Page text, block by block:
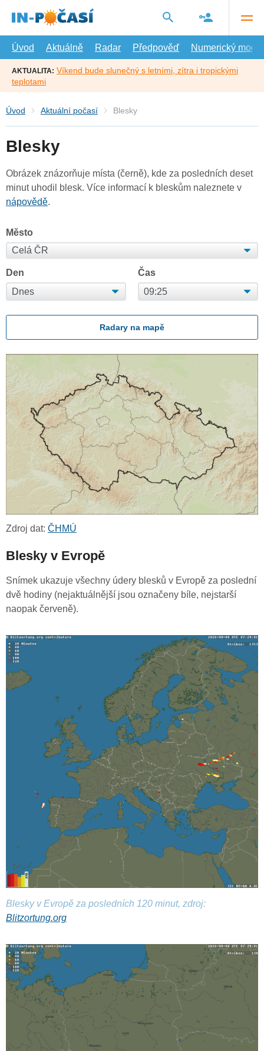
hlavní
Úvod
Aktuálně Radar Předpověď Numerický model
AKTUALITA: Víkend bude slunečný s letními, zítra i tropickými
teplotami
Úvod Aktuální počasí Blesky
Blesky
Obrázek znázorňuje místa (černě), kde za posledních deset
minut uhodil blesk. Více informací k bleskům naleznete v
nápovědě.
Město
Den Čas
Radary na mapě
Zdroj dat: ČHMÚ
Blesky v Evropě
Snímek ukazuje všechny údery blesků v Evropě za poslední
dvě hodiny (nejaktuálnější jsou označeny bíle, nejstarší
naopak červeně).
Blesky v Evropě za posledních 120 minut, zdroj:
Blitzortung.org